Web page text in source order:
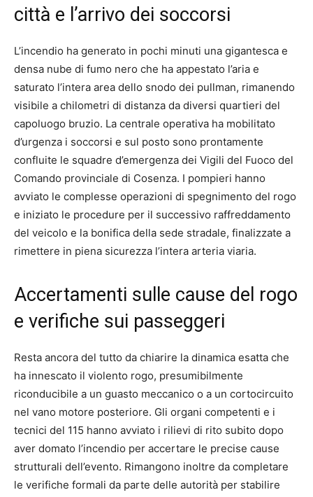
città e l’arrivo dei soccorsi
L’incendio ha generato in pochi minuti una gigantesca e
densa nube di fumo nero che ha appestato l’aria e
saturato l’intera area dello snodo dei pullman, rimanendo
visibile a chilometri di distanza da diversi quartieri del
capoluogo bruzio. La centrale operativa ha mobilitato
d’urgenza i soccorsi e sul posto sono prontamente
confluite le squadre d’emergenza dei Vigili del Fuoco del
Comando provinciale di Cosenza. I pompieri hanno
avviato le complesse operazioni di spegnimento del rogo
e iniziato le procedure per il successivo raffreddamento
del veicolo e la bonifica della sede stradale, finalizzate a
rimettere in piena sicurezza l’intera arteria viaria.
Accertamenti sulle cause del rogo
e verifiche sui passeggeri
Resta ancora del tutto da chiarire la dinamica esatta che
ha innescato il violento rogo, presumibilmente
riconducibile a un guasto meccanico o a un cortocircuito
nel vano motore posteriore. Gli organi competenti e i
tecnici del 115 hanno avviato i rilievi di rito subito dopo
aver domato l’incendio per accertare le precise cause
strutturali dell’evento. Rimangono inoltre da completare
le verifiche formali da parte delle autorità per stabilire